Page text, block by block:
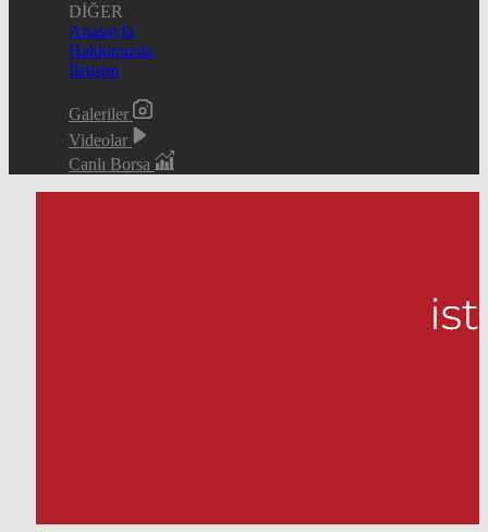
DİĞER
Anasayfa
Hakkımızda
İletişim
Galeriler
Videolar
Canlı Borsa